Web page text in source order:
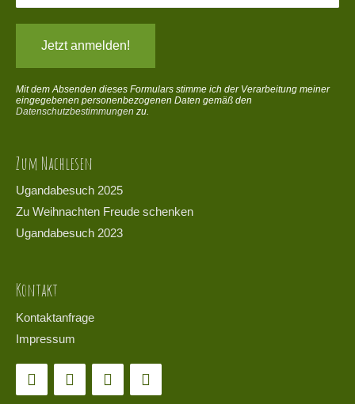
Mit dem Absenden dieses Formulars stimme ich der Verarbeitung meiner
eingegebenen personenbezogenen Daten gemäß den
Datenschutzbestimmungen zu.
Zum Nachlesen
Ugandabesuch 2025
Zu Weihnachten Freude schenken
Ugandabesuch 2023
Kontakt
Kontaktanfrage
Impressum